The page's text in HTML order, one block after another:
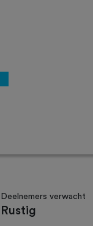
Deelnemers verwacht
Rustig